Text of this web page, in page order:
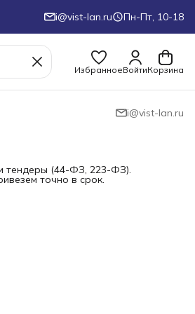
i@vist-lan.ru Пн-Пт, 10-18
ИзбранноеВойтиКорзина
i@vist-lan.ru
тендеры (44-ФЗ, 223-ФЗ).
точно в срок.